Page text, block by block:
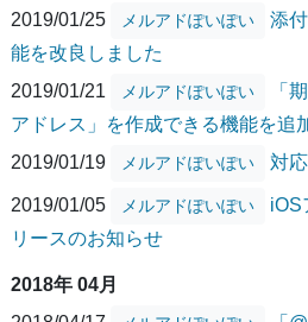
2019/01/25
メルアドぽいぽい
添
能を改良しました
2019/01/21
メルアドぽいぽい
「
アドレス」を作成できる機能を追
2019/01/19
メルアドぽいぽい 対
2019/01/05 メルアドぽいぽい
iOS
リースのお知らせ
2018年 04月